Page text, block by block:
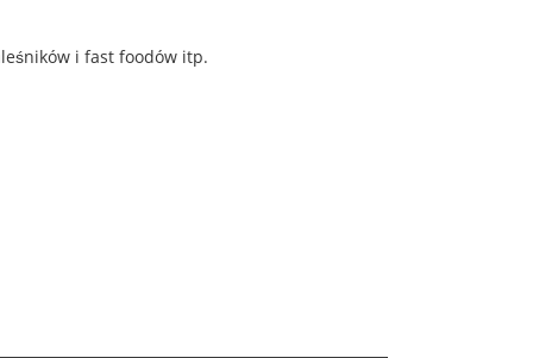
i fast foodów itp.